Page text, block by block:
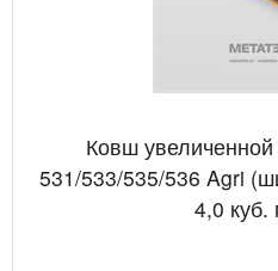
Ковш
531/533/535/536 Agri
4,0 куб.